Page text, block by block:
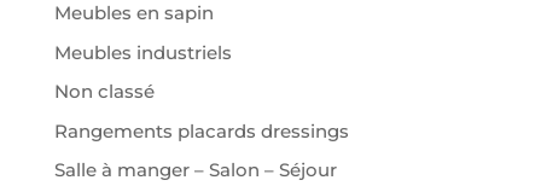
Meubles en sapin
Meubles industriels
Non classé
Rangements placards dressings
Salle à manger – Salon – Séjour